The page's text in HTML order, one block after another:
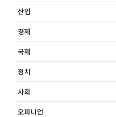
산업
경제
국제
정치
사회
오피니언